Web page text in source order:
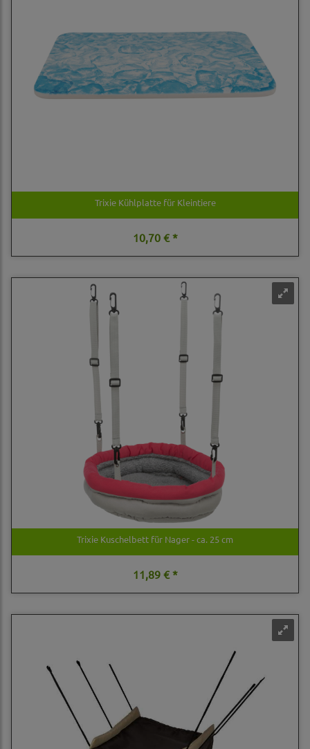
Trixie Kühlplatte für Kleintiere
10,70 € *
Trixie Kuschelbett für Nager - ca. 25 cm
11,89 € *